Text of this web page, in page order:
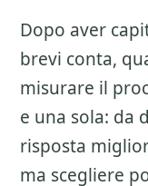
Dopo aver
brevi conta,
misurare il
e una sola: da
risposta
ma scegliere